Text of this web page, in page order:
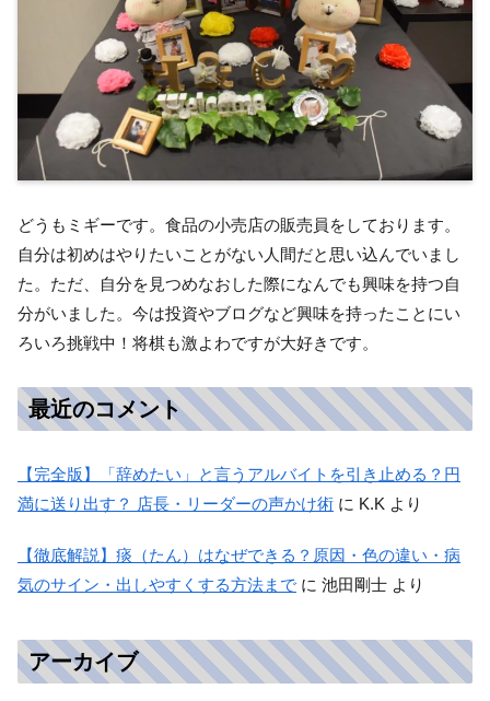
どうもミギーです。食品の小売店の販売員をしております。
自分は初めはやりたいことがない人間だと思い込んでいまし
た。ただ、自分を見つめなおした際になんでも興味を持つ自
分がいました。今は投資やブログなど興味を持ったことにい
ろいろ挑戦中！将棋も激よわですが大好きです。
最近のコメント
【完全版】「辞めたい」と言うアルバイトを引き止める？円
満に送り出す？ 店長・リーダーの声かけ術 に K.K より
【徹底解説】痰（たん）はなぜできる？原因・色の違い・病
気のサイン・出しやすくする方法まで に 池田剛士 より
アーカイブ